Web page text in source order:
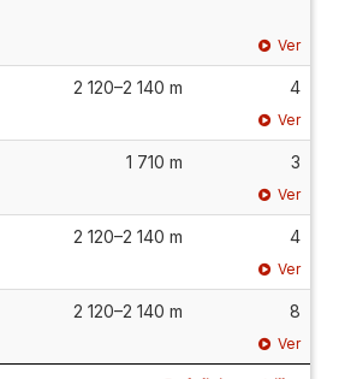
Ver
2 120–2 140 m 4
Ver
1 710 m 3
Ver
2 120–2 140 m 4
Ver
2 120–2 140 m 8
Ver